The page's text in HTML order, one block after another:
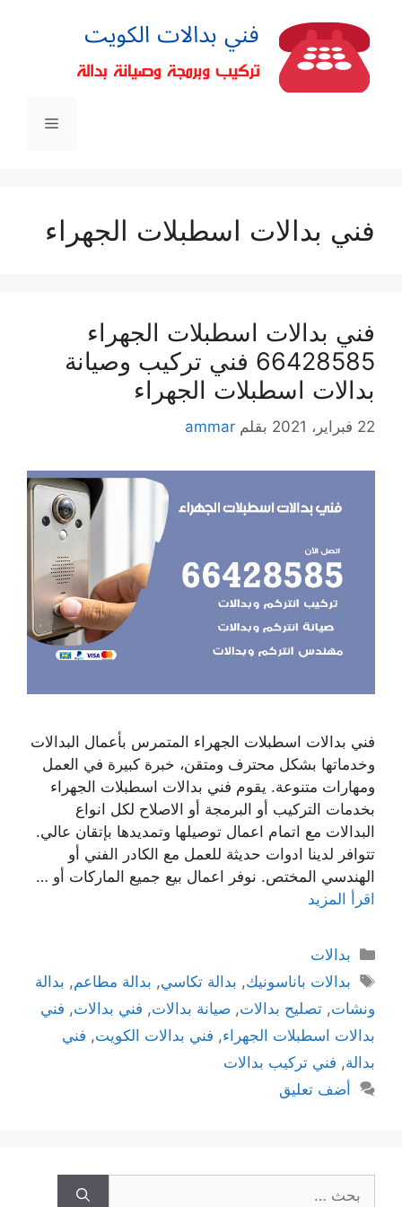
فني بدالات اسطبلات الجهراء
فني بدالات اسطبلات الجهراء
66428585 فني تركيب وصيانة
بدالات اسطبلات الجهراء
22 فبراير، 2021 بقلم ammar
فني بدالات اسطبلات الجهراء المتمرس بأعمال البدالات
وخدماتها بشكل محترف ومتقن، خبرة كبيرة في العمل
ومهارات متنوعة. يقوم فني بدالات اسطبلات الجهراء
بخدمات التركيب أو البرمجة أو الاصلاح لكل انواع
البدالات مع اتمام اعمال توصيلها وتمديدها بإتقان عالي.
تتوافر لدينا ادوات حديثة للعمل مع الكادر الفني أو
الهندسي المختص. نوفر اعمال بيع جميع الماركات أو …
اقرأ المزيد
بدالات
بدالات باناسونيك, بدالة تكاسي, بدالة مطاعم, بدالة
ونشات, تصليح بدالات, صيانة بدالات, فني بدالات, فني
بدالات اسطبلات الجهراء, فني بدالات الكويت, فني
بدالة, فني تركيب بدالات
أضف تعليق